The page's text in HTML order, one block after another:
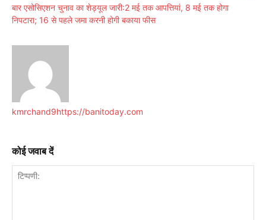
बार एसोसिएशन चुनाव का शेड्यूल जारी:2 मई तक आपत्तियां, 8 मई तक होगा
निपटारा; 16 से पहले जमा करनी होगी बकाया फीस
kmrchand9https://banitoday.com
कोई जवाब दें